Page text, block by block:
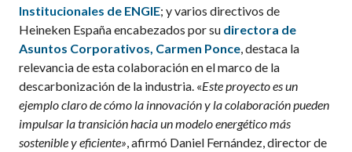
Institucionales de ENGIE; y varios directivos de
Heineken España encabezados por su directora de
Asuntos Corporativos, Carmen Ponce, destaca la
relevancia de esta colaboración en el marco de la
descarbonización de la industria. «Este proyecto es un
ejemplo claro de cómo la innovación y la colaboración pueden
impulsar la transición hacia un modelo energético más
sostenible y eficiente», afirmó Daniel Fernández, director de